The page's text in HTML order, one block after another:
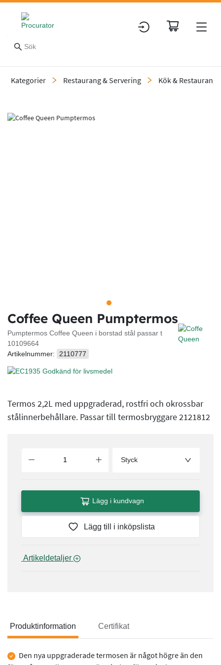
Kategorier Restaurang & Servering Kök & Restaurang
Slide 1 of 1
Coffee Queen Pumptermos
Pumptermos Coffee Queen i borstad stål passar t
10109664
Artikelnummer:
2110777
Termos 2,2L med uppgraderad, rostfri och okrossbar
stålinnerbehållare. Passar till termosbryggare 2121812
Styck
Lägg i kundvagn
Lägg till i inköpslista
Produktinformation Certifikat
Produktinformation
Den nya uppgraderade termosen är något högre än den